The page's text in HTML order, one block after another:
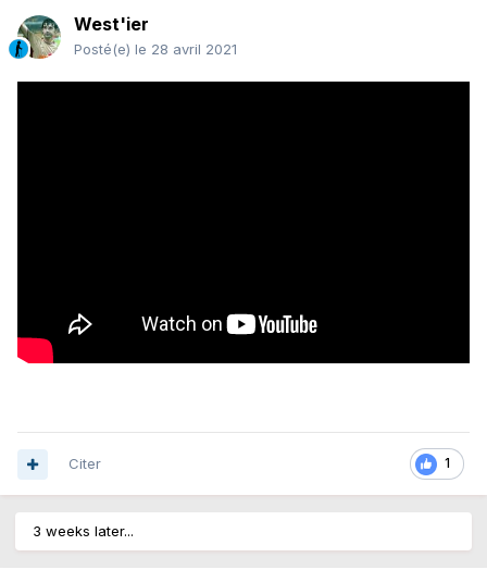
West'ier
Posté(e) le 28 avril 2021
1
Citer
3 weeks later...